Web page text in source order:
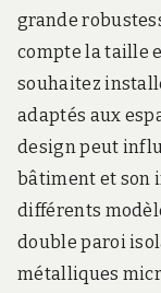
grande
compte la taille
souhaitez
adaptés aux
design peut
bâtiment et son
différents
double paroi
métalliques